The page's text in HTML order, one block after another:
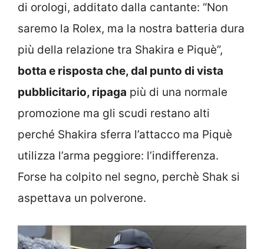
di orologi, additato dalla cantante: “Non
saremo la Rolex, ma la nostra batteria dura
più della relazione tra Shakira e Piquè”,
botta e risposta che, dal punto di vista
pubblicitario, ripaga più di una normale
promozione ma gli scudi restano alti
perché Shakira sferra l’attacco ma Piquè
utilizza l’arma peggiore: l’indifferenza.
Forse ha colpito nel segno, perchè Shak si
aspettava un polverone.